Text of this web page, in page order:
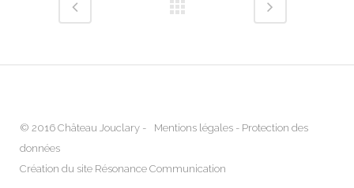
© 2016 Château Jouclary - Mentions légales - Protection des
données
Création du site Résonance Communication